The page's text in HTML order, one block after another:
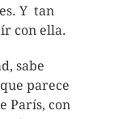
Y tan
con ella.
sabe
parece
París, con